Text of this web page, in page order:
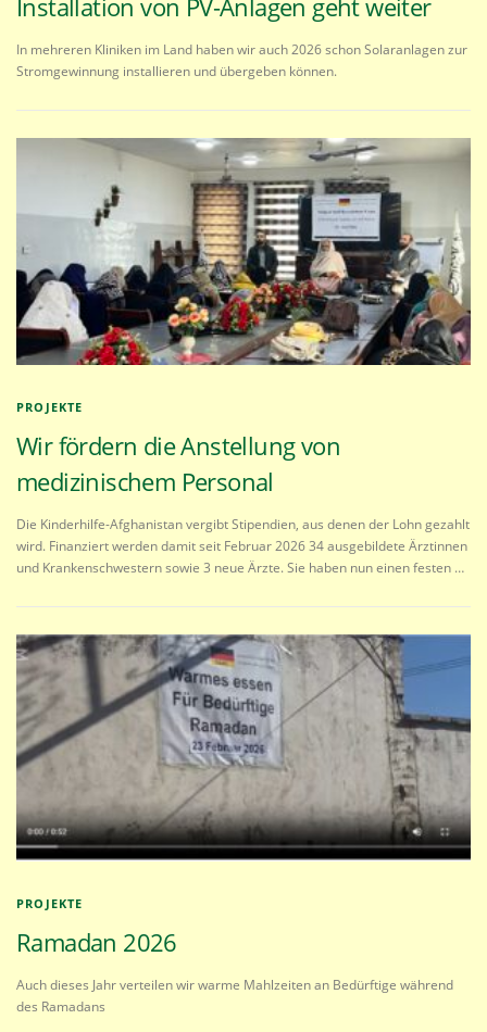
In mehreren Kliniken im Land haben wir auch 2026 schon Solaranlagen zur
Stromgewinnung installieren und übergeben können.
PROJEKTE
Wir fördern die Anstellung von
medizinischem Personal
Die Kinderhilfe-Afghanistan vergibt Stipendien, aus denen der Lohn gezahlt
wird. Finanziert werden damit seit Februar 2026 34 ausgebildete Ärztinnen
und Krankenschwestern sowie 3 neue Ärzte. Sie haben nun einen festen …
PROJEKTE
Ramadan 2026
Auch dieses Jahr verteilen wir warme Mahlzeiten an Bedürftige während
des Ramadans